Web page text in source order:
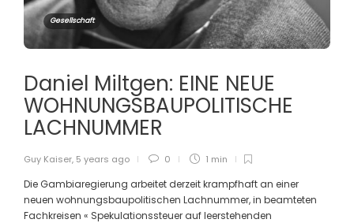
Gesellschaft
Daniel Miltgen: EINE NEUE
WOHNUNGSBAUPOLITISCHE
LACHNUMMER
Guy Kaiser, 5 years ago 0 1 min
Die Gambiaregierung arbeitet derzeit krampfhaft an einer
neuen wohnungsbaupolitischen Lachnummer, in beamteten
Fachkreisen « Spekulationssteuer auf leerstehenden